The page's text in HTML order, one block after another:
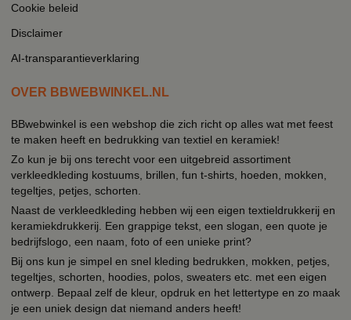
Cookie beleid
Disclaimer
AI-transparantieverklaring
OVER BBWEBWINKEL.NL
BBwebwinkel is een webshop die zich richt op alles wat met feest
te maken heeft en bedrukking van textiel en keramiek!
Zo kun je bij ons terecht voor een uitgebreid assortiment
verkleedkleding kostuums, brillen, fun t-shirts, hoeden, mokken,
tegeltjes, petjes, schorten.
Naast de verkleedkleding hebben wij een eigen textieldrukkerij en
keramiekdrukkerij. Een grappige tekst, een slogan, een quote je
bedrijfslogo, een naam, foto of een unieke print?
Bij ons kun je simpel en snel kleding bedrukken, mokken, petjes,
tegeltjes, schorten, hoodies, polos, sweaters etc. met een eigen
ontwerp. Bepaal zelf de kleur, opdruk en het lettertype en zo maak
je een uniek design dat niemand anders heeft!